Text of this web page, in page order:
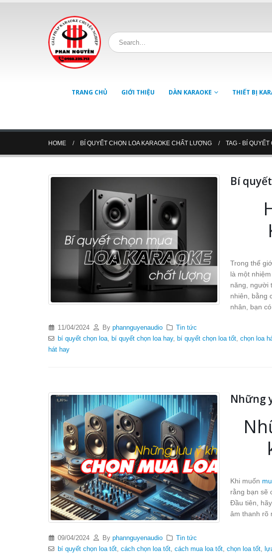
TRANG CHỦ GIỚI THIỆU DÀN KARAOKE THIẾT BỊ
HOME BÍ QUYẾT CHỌN LOA KARAOKE CHẤT LƯỢNG TAG - BÍ QUYẾT
Bí
Trong thế
là một
năng, người
nhiên, bằng
nhân, bạn có
11/04/2024 Byphannguyenaudio
Tin tức
bí quyết chọn loa, bí quyết chọn loa hay, bí quyết chọn loa tốt, chọn loa
hát hay
Những
Khi muốn
rằng bạn sẽ
Đầu tiên,
âm thanh rõ
09/04/2024 Byphannguyenaudio
Tin tức
bí quyết chọn loa tốt, cách chọn loa tốt, cách mua loa tốt, chọn loa tốt,